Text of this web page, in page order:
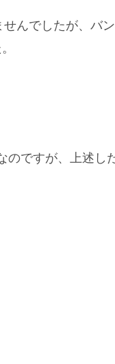
んでしたが、バ
のですが、上述し